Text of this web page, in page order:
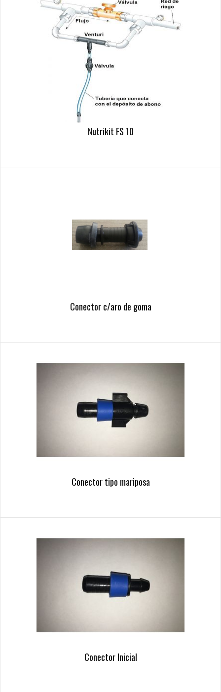
Nutrikit FS 10
Conector c/aro de goma
Conector tipo mariposa
Conector Inicial